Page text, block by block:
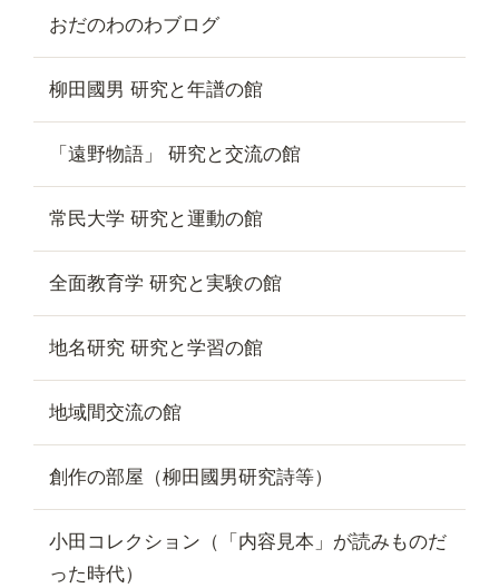
おだのわのわブログ
柳田國男 研究と年譜の館
「遠野物語」 研究と交流の館
常民大学 研究と運動の館
全面教育学 研究と実験の館
地名研究 研究と学習の館
地域間交流の館
創作の部屋（柳田國男研究詩等）
小田コレクション（「内容見本」が読みものだ
った時代）